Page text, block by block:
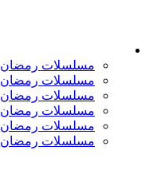
مسلسلات رمضان 2026
مسلسلات رمضان 2025
مسلسلات رمضان 2024
مسلسلات رمضان 2023
مسلسلات رمضان 2022
مسلسلات رمضان 2021